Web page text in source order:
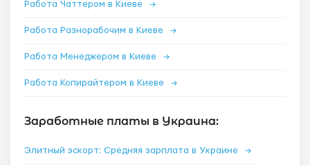
Работа Чаттером в Киеве →
Работа Разнорабочим в Киеве →
Работа Менеджером в Киеве →
Работа Копирайтером в Киеве →
Заработные платы в Украина:
Элитный эскорт: Средняя зарплата в Украине →